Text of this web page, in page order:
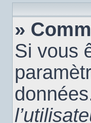
»
Si vous